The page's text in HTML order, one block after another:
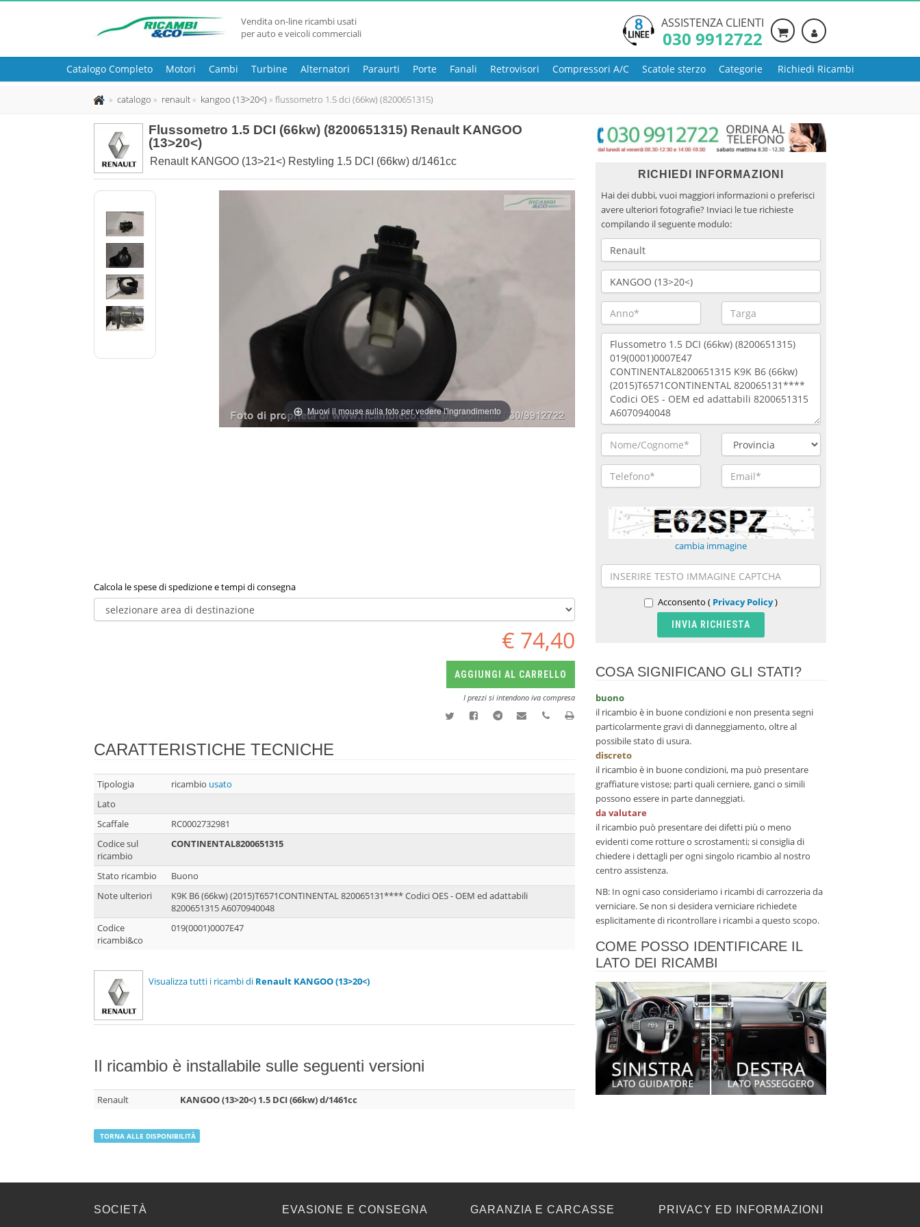
Vendita on-line ricambi usati
per auto e veicoli commerciali
ASSISTENZA CLIENTI
030 9912722
Catalogo Completo Motori Cambi Turbine Alternatori Paraurti Porte Fanali Retrovisori Compressori A/C Scatole sterzo Categorie Richiedi Ricambi
catalogo renault kangoo (13>20<) flussometro 1.5 dci (66kw) (8200651315)
Flussometro 1.5 DCI (66kw) (8200651315) Renault KANGOO
(13>20<)
Renault KANGOO (13>21<) Restyling 1.5 DCI (66kw) d/1461cc
Muovi il mouse sulla foto per vedere l'ingrandimento
Calcola le spese di spedizione e tempi di consegna
€ 74,40
AGGIUNGI AL CARRELLO
I prezzi si intendono iva compresa
CARATTERISTICHE TECNICHE
Tipologia ricambio usato
Lato
Scaffale
RC0002732981
Codice sul
ricambio
CONTINENTAL8200651315
Stato ricambio
Buono
Note ulteriori
K9K B6 (66kw) (2015)T6571CONTINENTAL 820065131**** Codici OES - OEM ed adattabili
8200651315 A6070940048
Codice
ricambi&co
019(0001)0007E47
Visualizza tutti i ricambi di Renault KANGOO (13>20<)
Il ricambio è installabile sulle seguenti versioni
Renault KANGOO (13>20<) 1.5 DCI (66kw) d/1461cc
TORNA ALLE DISPONIBILITÀ
RICHIEDI INFORMAZIONI
Hai dei dubbi, vuoi maggiori informazioni o preferisci
avere ulteriori fotografie? Inviaci le tue richieste
compilando il seguente modulo:
cambia immagine
Acconsento ( Privacy Policy)
COSA SIGNIFICANO GLI STATI?
buono
il ricambio è in buone condizioni e non presenta segni
particolarmente gravi di danneggiamento, oltre al
possibile stato di usura.
discreto
il ricambio è in buone condizioni, ma può presentare
graffiature vistose; parti quali cerniere, ganci o simili
possono essere in parte danneggiati.
da valutare
il ricambio può presentare dei difetti più o meno
evidenti come rotture o scrostamenti; si consiglia di
chiedere i dettagli per ogni singolo ricambio al nostro
centro assistenza.
NB: In ogni caso consideriamo i ricambi di carrozzeria da
verniciare. Se non si desidera verniciare richiedete
esplicitamente di ricontrollare i ricambi a questo scopo.
COME POSSO IDENTIFICARE IL
LATO DEI RICAMBI
SOCIETÀ EVASIONE E CONSEGNA GARANZIA E CARCASSE PRIVACY ED INFORMAZIONI